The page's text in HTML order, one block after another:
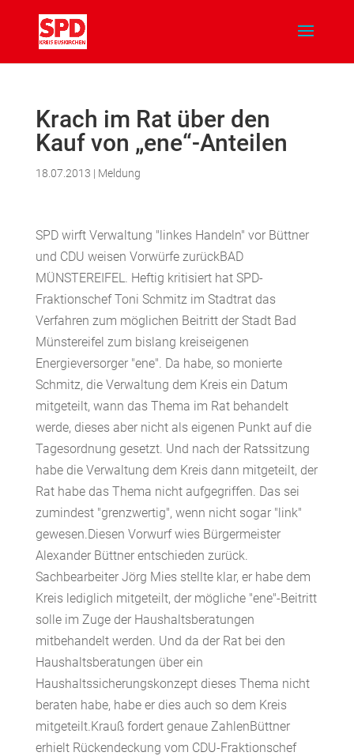
Krach im Rat über den
Kauf von „ene“-Anteilen
18.07.2013 | Meldung
SPD wirft Verwaltung "linkes Handeln" vor Büttner
und CDU weisen Vorwürfe zurückBAD
MÜNSTEREIFEL. Heftig kritisiert hat SPD-
Fraktionschef Toni Schmitz im Stadtrat das
Verfahren zum möglichen Beitritt der Stadt Bad
Münstereifel zum bislang kreiseigenen
Energieversorger "ene". Da habe, so monierte
Schmitz, die Verwaltung dem Kreis ein Datum
mitgeteilt, wann das Thema im Rat behandelt
werde, dieses aber nicht als eigenen Punkt auf die
Tagesordnung gesetzt. Und nach der Ratssitzung
habe die Verwaltung dem Kreis dann mitgeteilt, der
Rat habe das Thema nicht aufgegriffen. Das sei
zumindest "grenzwertig", wenn nicht sogar "link"
gewesen.Diesen Vorwurf wies Bürgermeister
Alexander Büttner entschieden zurück.
Sachbearbeiter Jörg Mies stellte klar, er habe dem
Kreis lediglich mitgeteilt, der mögliche "ene"-Beitritt
solle im Zuge der Haushaltsberatungen
mitbehandelt werden. Und da der Rat bei den
Haushaltsberatungen über ein
Haushaltssicherungskonzept dieses Thema nicht
beraten habe, habe er dies auch so dem Kreis
mitgeteilt.Krauß fordert genaue ZahlenBüttner
erhielt Rückendeckung vom CDU-Fraktionschef